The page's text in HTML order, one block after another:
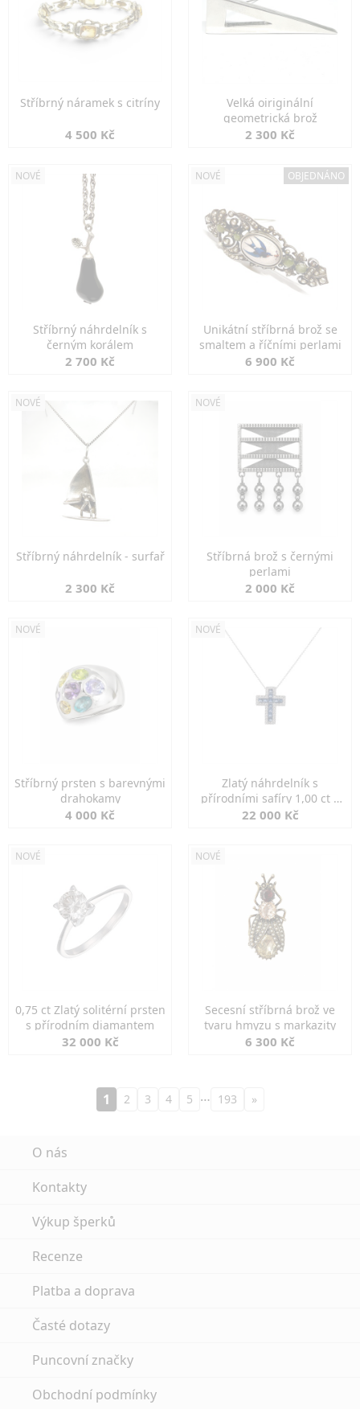
Stříbrný náramek s citríny
4 500 Kč
Velká oiriginální
geometrická brož
2 300 Kč
NOVÉ
Stříbrný náhrdelník s
černým korálem
2 700 Kč
NOVÉ OBJEDNÁNO
Unikátní stříbrná brož se
smaltem a říčními perlami
6 900 Kč
NOVÉ
Stříbrný náhrdelník - surfař
2 300 Kč
NOVÉ
Stříbrná brož s černými
perlami
2 000 Kč
NOVÉ
Stříbrný prsten s barevnými
drahokamy
4 000 Kč
NOVÉ
Zlatý náhrdelník s
přírodními safíry 1,00 ct a
diamanty
22 000 Kč
NOVÉ
0,75 ct Zlatý solitérní prsten
s přírodním diamantem
32 000 Kč
NOVÉ
Secesní stříbrná brož ve
tvaru hmyzu s markazity
6 300 Kč
1 2 3 4 5 … 193 »
O nás
Kontakty
Výkup šperků
Recenze
Platba a doprava
Časté dotazy
Puncovní značky
Obchodní podmínky